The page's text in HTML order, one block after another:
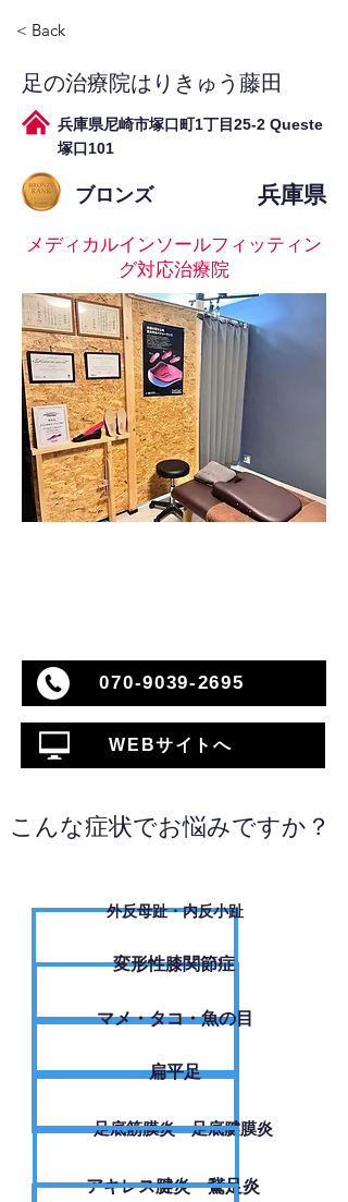
< Back
足の治療院はりきゅう藤田
兵庫県尼崎市塚口町1丁目25-2 Queste
塚口101
ブロンズ 兵庫県
メディカルインソールフィッティン
グ対応治療院
070-9039-2695
WEBサイトへ
こんな症状でお悩みですか？
外反母趾・内反小趾
変形性膝関節症
​マメ・タコ・魚の目
扁平足
足底筋膜炎・足底腱膜炎
アキレス腱炎・鵞足炎